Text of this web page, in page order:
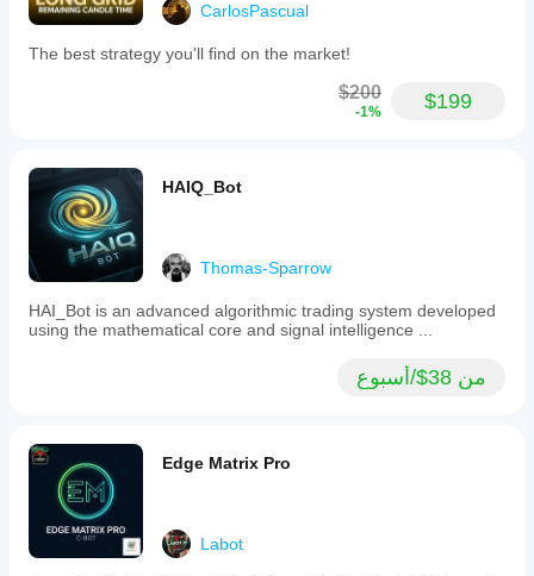
CarlosPascual
The best strategy you'll find on the market!
$200
-1% $199
HAIQ_Bot
Thomas-Sparrow
HAI_Bot is an advanced algorithmic trading system developed
using the mathematical core and signal intelligence ...
من 38$/أسبوع
Edge Matrix Pro
Labot